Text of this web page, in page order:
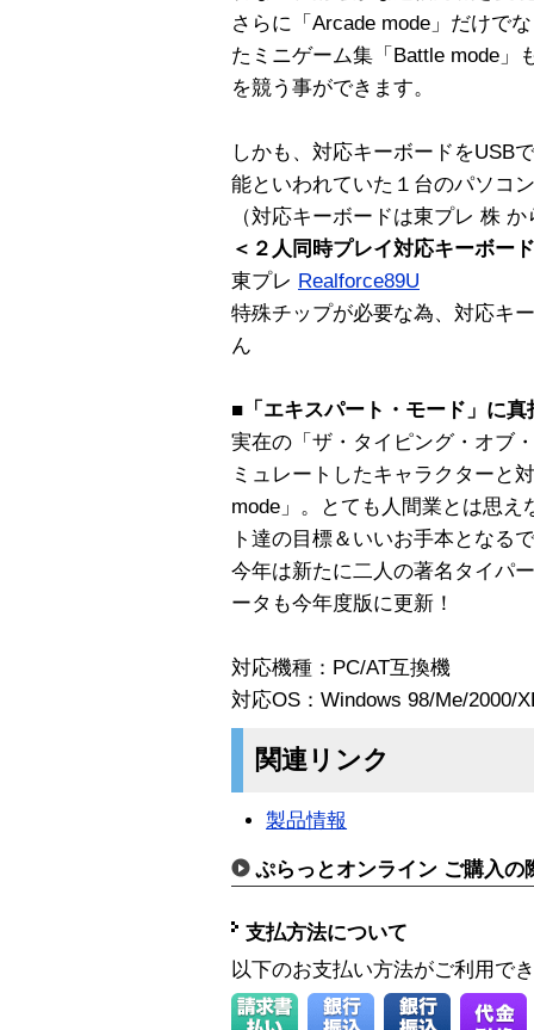
さらに「Arcade mode」だけで
たミニゲーム集「Battle mode」
を競う事ができます。
しかも、対応キーボードをUSB
能といわれていた１台のパソ
（対応キーボードは東プレ 株
＜２人同時プレイ対応キーボー
東プレ Realforce89U
特殊チップが必要な為、対応キ
ん
■「エキスパート・モード」に真
実在の「ザ・タイピング・オブ
ミュレートしたキャラクターと
mode」。とても人間業とは思
ト達の目標＆いいお手本となる
今年は新たに二人の著名タイパ
ータも今年度版に更新！
対応機種：PC/AT互換機
対応OS：Windows 98/Me/2000/
関連リンク
製品情報
ぷらっとオンライン ご購入の
支払方法について
以下のお支払い方法がご利用で